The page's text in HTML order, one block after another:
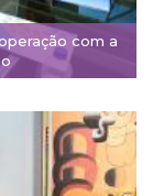
com a